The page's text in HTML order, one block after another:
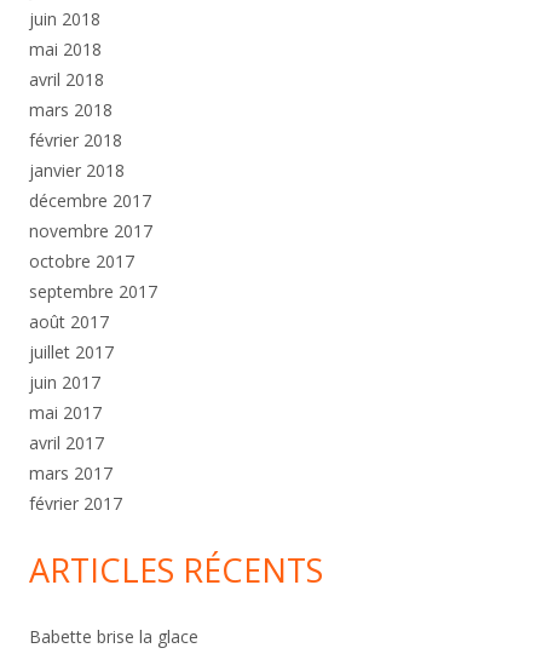
juin 2018
mai 2018
avril 2018
mars 2018
février 2018
janvier 2018
décembre 2017
novembre 2017
octobre 2017
septembre 2017
août 2017
juillet 2017
juin 2017
mai 2017
avril 2017
mars 2017
février 2017
ARTICLES RÉCENTS
Babette brise la glace